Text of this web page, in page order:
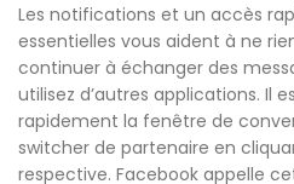
Les notifications et un accès
essentielles vous aident à ne
continuer à échanger des
utilisez d’autres applications. Il
rapidement la fenêtre de
switcher de partenaire en
respective. Facebook appelle